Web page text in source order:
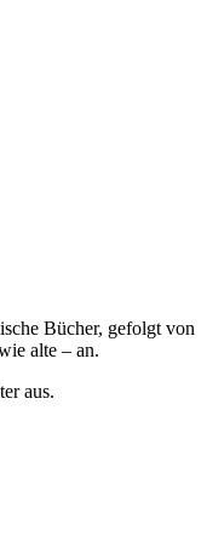
Bücher, gefolgt von
alte – an.
aus.